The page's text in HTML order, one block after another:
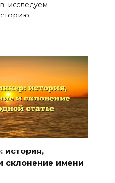
исследуем
история,
склонение имени